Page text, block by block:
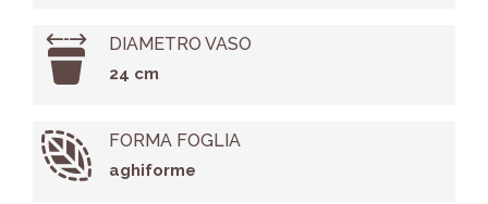
DIAMETRO VASO
24 cm
FORMA FOGLIA
aghiforme